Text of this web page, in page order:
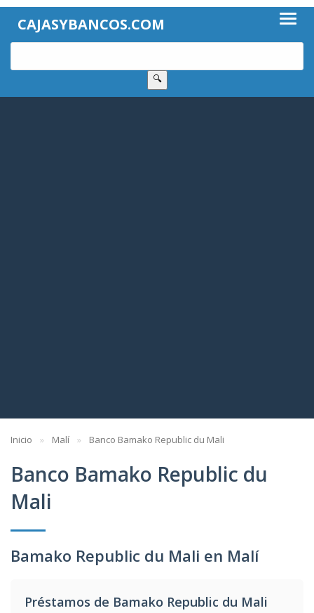
CAJASYBANCOS.COM
🔍
Inicio Malí Banco Bamako Republic du Mali
Banco Bamako Republic du
Mali
Bamako Republic du Mali en Malí
Préstamos de Bamako Republic du Mali